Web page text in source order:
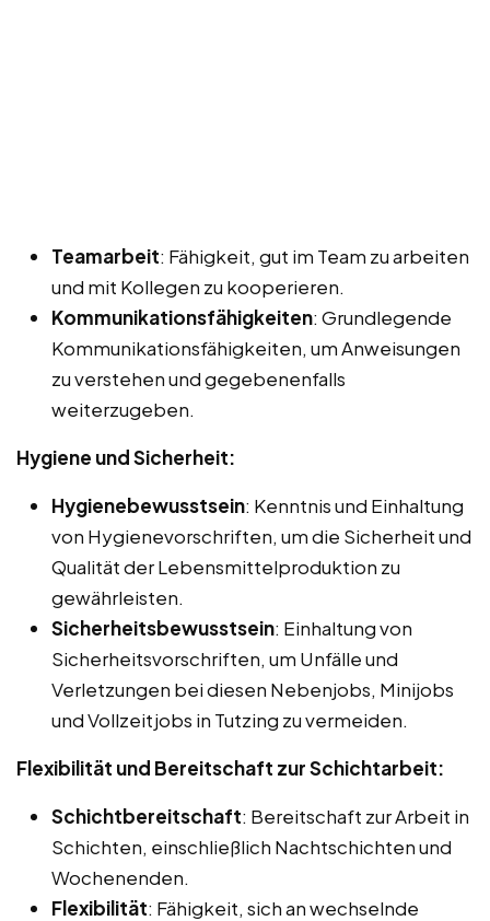
Teamarbeit: Fähigkeit, gut im Team zu arbeiten
und mit Kollegen zu kooperieren.
Kommunikationsfähigkeiten: Grundlegende
Kommunikationsfähigkeiten, um Anweisungen
zu verstehen und gegebenenfalls
weiterzugeben.
Hygiene und Sicherheit:
Hygienebewusstsein: Kenntnis und Einhaltung
von Hygienevorschriften, um die Sicherheit und
Qualität der Lebensmittelproduktion zu
gewährleisten.
Sicherheitsbewusstsein: Einhaltung von
Sicherheitsvorschriften, um Unfälle und
Verletzungen bei diesen Nebenjobs, Minijobs
und Vollzeitjobs in Tutzing zu vermeiden.
Flexibilität und Bereitschaft zur Schichtarbeit:
Schichtbereitschaft: Bereitschaft zur Arbeit in
Schichten, einschließlich Nachtschichten und
Wochenenden.
Flexibilität: Fähigkeit, sich an wechselnde